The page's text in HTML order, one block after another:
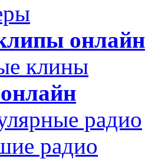
онлайн
клины
радио
радио